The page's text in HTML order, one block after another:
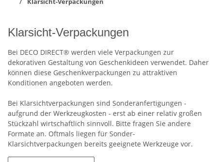
Klarsicht-Verpackungen
Bei DECO DIRECT® werden viele Verpackungen zur
dekorativen Gestaltung von Geschenkideen verwendet. Daher
können diese Geschenkverpackungen zu attraktiven
Konditionen angeboten werden.
Bei Klarsichtverpackungen sind Sonderanfertigungen -
aufgrund der Werkzeugkosten - erst ab einer relativ großen
Stückzahl wirtschaftlich sinnvoll. Bitte fragen Sie andere
Formate an. Oftmals liegen für Sonder-
Klarsichtverpackungen bereits geeignete Werkzeuge vor.